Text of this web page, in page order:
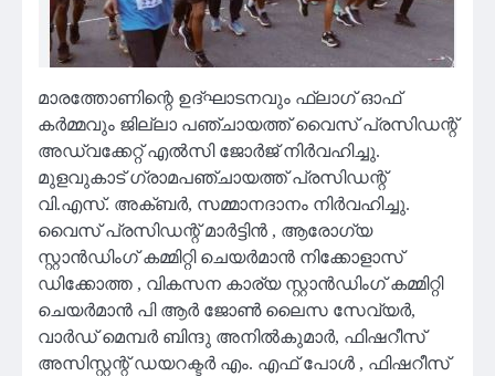
മാരത്തോണിന്റെ ഉദ്ഘാടനവും ഫ്ലാഗ് ഓഫ്
കര്‍മ്മവും ജില്ലാ പഞ്ചായത്ത് വൈസ് പ്രസിഡന്റ്
അഡ്വക്കേറ്റ് എല്‍സി ജോര്‍ജ് നിര്‍വഹിച്ചു.
മുളവുകാട് ഗ്രാമപഞ്ചായത്ത് പ്രസിഡന്റ്
വി.എസ്. അക്ബര്‍, സമ്മാനദാനം നിര്‍വഹിച്ചു.
വൈസ് പ്രസിഡന്റ് മാര്‍ട്ടിന്‍ , ആരോഗ്യ
സ്റ്റാൻഡിംഗ് കമ്മിറ്റി ചെയർമാൻ നിക്കോളാസ്
ഡിക്കോത്ത , വികസന കാര്യ സ്റ്റാൻഡിംഗ് കമ്മിറ്റി
ചെയർമാൻ പി ആര്‍ ജോണ്‍ ലൈസ സേവ്യര്‍,
വാർഡ് മെമ്പർ ബിന്ദു അനില്‍കുമാര്‍, ഫിഷറീസ്
അസിസ്റ്റന്റ് ഡയറക്ടർ എം. എഫ് പോള്‍ , ഫിഷറീസ്